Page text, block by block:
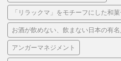
「リラックマ」をモチーフにした和菓
お酒が飲めない、飲まない日本の有名
アンガーマネジメント